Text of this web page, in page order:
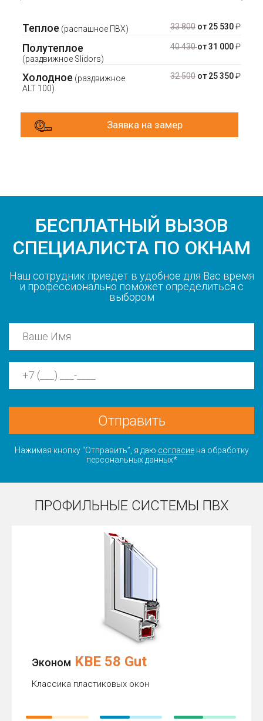
Теплое (распашное ПВХ) 33 800 от 25 530₽
Полутеплое
(раздвижное Slidors)
40 430от 31 000₽
Холодное (раздвижное
ALT 100)
32 500 от 25 350₽
Заявка на замер
БЕСПЛАТНЫЙ ВЫЗОВ
СПЕЦИАЛИСТА ПО ОКНАМ
Наш сотрудник приедет в удобное для Вас время
и профессионально поможет определиться с
выбором
Отправить
Нажимая кнопку “Отправить”, я даю согласиена обработку
персональных данных*
ПРОФИЛЬНЫЕ СИСТЕМЫ ПВХ
Эконом KBE 58 Gut
Классика пластиковых окон